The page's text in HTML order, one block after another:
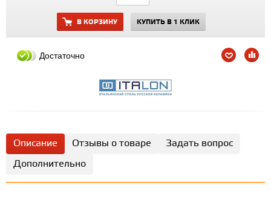
В КОРЗИНУ КУПИТЬ В 1 КЛИК
Достаточно
Описание Отзывы о товаре
Задать вопрос
Дополнительно